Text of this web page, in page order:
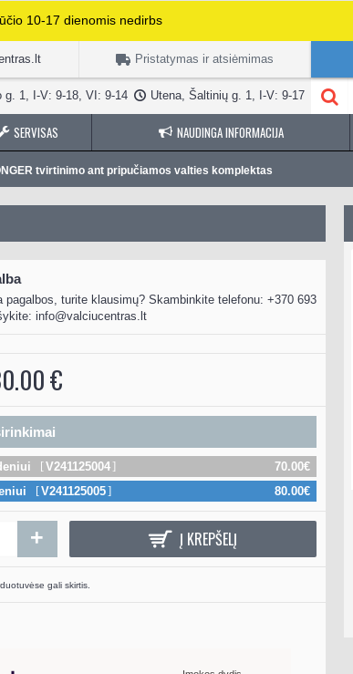
10-17 dienomis nedirbs
Pristatymas ir atsiėmimas
g. 1, I-V: 9-18, VI: 9-14 Utena, Šaltinių g. 1, I-V: 9-17
SERVISAS NAUDINGA INFORMACIJA
tvirtinimo ant pripučiamos valties komplektas
Elektrinis inkaro pakėlėjas - nuleidėjas
STRONGER SH30
325.00€
pagalbos, turite klausimų? Skambinkite telefonu: +370 693
info@valciucentras.lt
€
V241125004
70.00€
V241125005 80.00€
+ Į KREPŠELĮ
gali skirtis.